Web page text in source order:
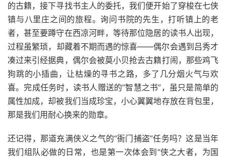
的古籍，接下寻找书主人的委托，我们便开始了穿梭在七侠
镇与八里庄之间的旅程。询问书院的先生，打听镇上的老
者，甚至要蹲守在西凉河畔，等待那位隐居的读书人出现，
过程虽繁琐，却藏着不期而遇的惊喜——偶尔会遇到吕秀才
凑过来引经据典，偶尔会被莫小贝抢去古籍打闹，那些鸡飞
狗跳的小插曲，让枯燥的寻书之路，多了几分烟火气与欢
喜。完成任务时，读书人赠送的“智慧之书”，虽只是简单的
属性加成，却被我们当成珍宝，小心翼翼地存放在背包里，
那是我们用耐心换来的勋章。
还记得，那道充满侠义之气的“衙门捕盗”任务吗？这是当年
我们组队必做的日常，也是第一次体会到“侠之大者，为国